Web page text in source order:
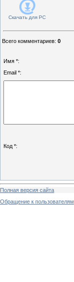
Скачать для PC
Всего комментариев: 0
Имя *:
Email *:
Код *:
Полная версия сайта
Обращение к пользователям